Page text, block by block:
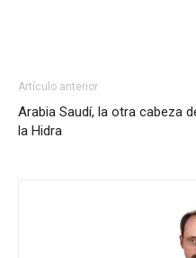
Artículo anterior
Arabia Saudí, la otra cabeza
la Hidra